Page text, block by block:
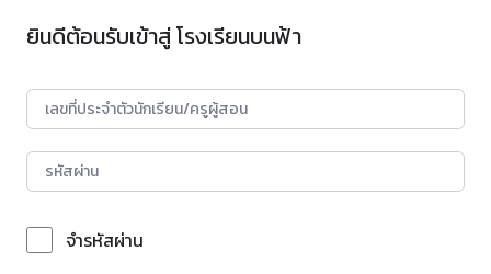
ยินดีต้อนรับเข้าสู่ โรงเรียนบนฟ้า
จำรหัสผ่าน